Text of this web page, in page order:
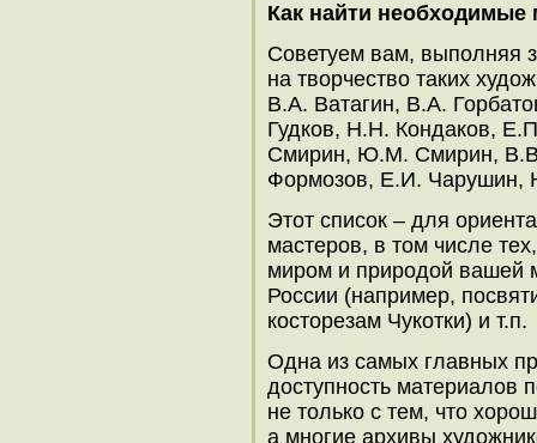
Как найти необходимые
Советуем вам, выполняя
на творчество таких
В.А. Ватагин, В.А.
Гудков, Н.Н. Кондаков,
Смирин, Ю.М. Смирин,
Формозов, Е.И. Чарушин,
Этот список – для
мастеров, в том числе
миром и природой вашей
России (например,
косторезам Чукотки) и т.п.
Одна из самых главных
доступность материалов
не только с тем, что
а многие архивы